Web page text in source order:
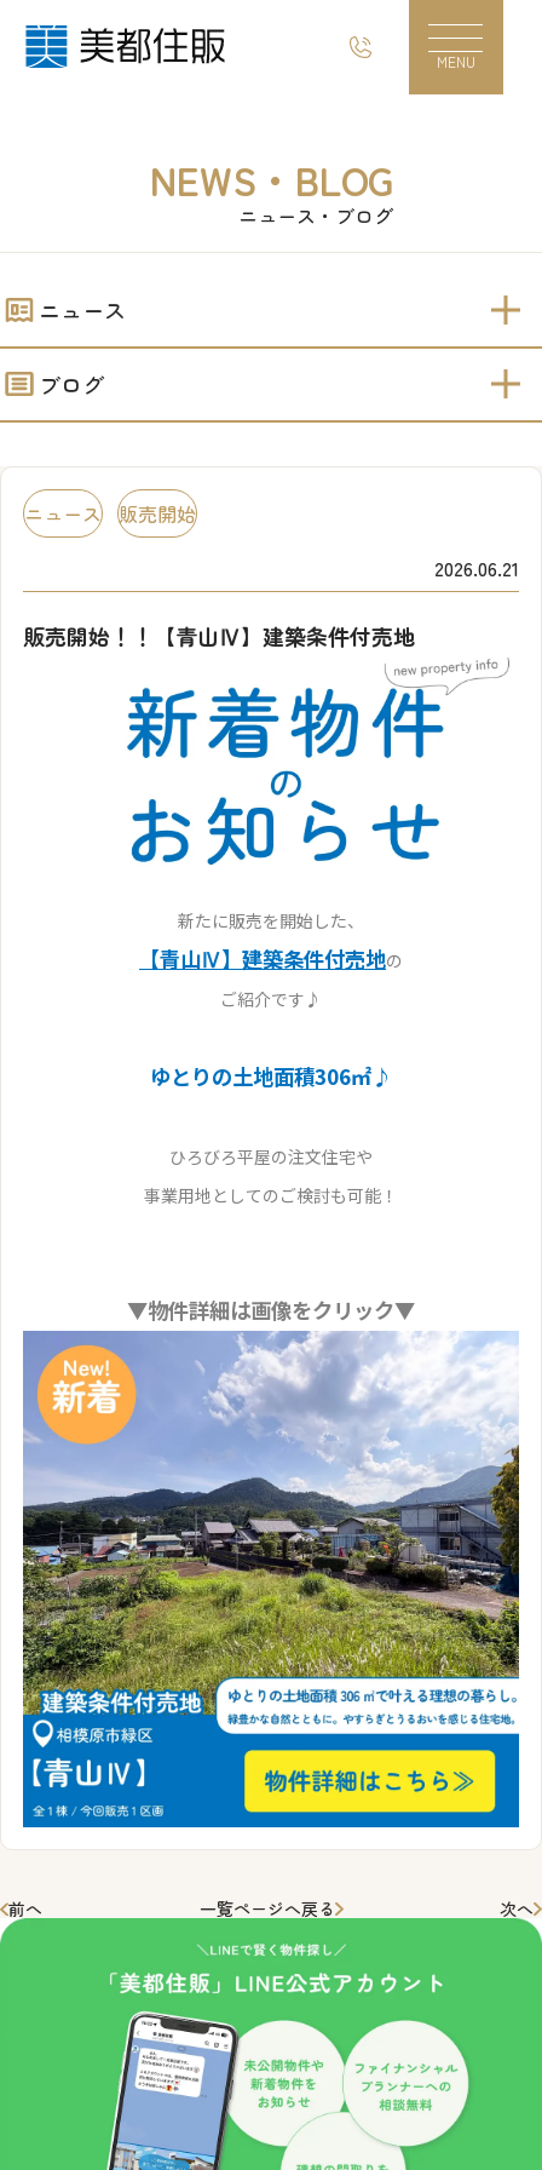
販売開始！！【青山Ⅳ】建築条件付売地｜美都
MENU
NEWS・BLOG
ニュース・ブログ
ニュース
ブログ
ニュース 販売開始
2026.06.21
販売開始！！【青山Ⅳ】建築条件付売地
新たに販売を開始した、
【青山Ⅳ】建築条件付売地の
ご紹介です♪
ゆとりの土地面積306㎡♪
ひろびろ平屋の注文住宅や
事業用地としてのご検討も可能！
▼物件詳細は画像をクリック▼
前へ 一覧ページへ戻る 次へ